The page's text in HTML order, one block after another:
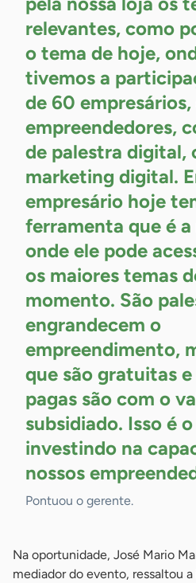
relevantes, como
o tema de hoje,
tivemos a
de 60 empresários,
empreendedores,
de palestra digital,
marketing digital.
empresário hoje
ferramenta que é a
onde ele pode
os maiores temas
momento. São
engrandecem o
empreendimento,
que são gratuitas e
pagas são com o
subsidiado. Isso é
investindo na
nossos
Pontuou o gerente.
Na oportunidade, José Mario
mediador do evento, ressaltou